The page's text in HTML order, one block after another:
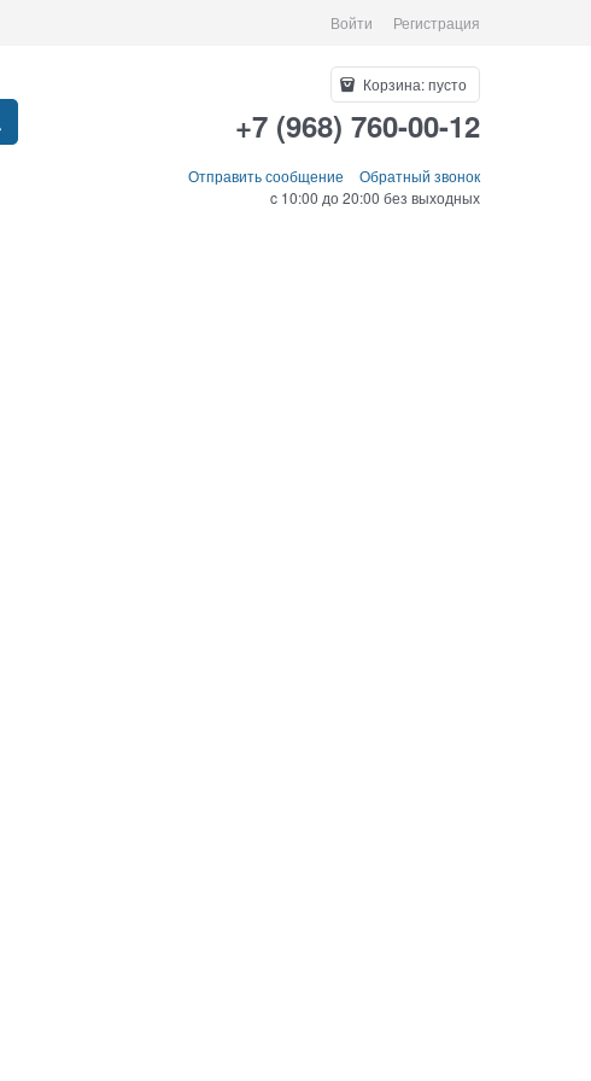
Войти Регистрация
Корзина:пусто
+7 (968) 760-00-12
Отправить сообщение
Обратный звонок
c 10:00 до 20:00 без выходных